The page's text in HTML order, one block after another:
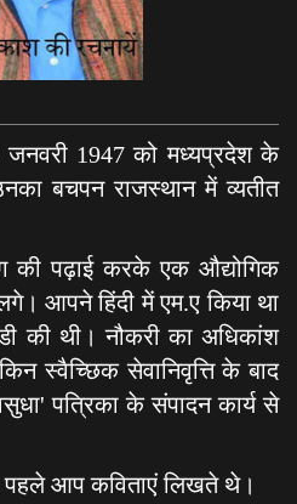
1947 को मध्यप्रदेश के
बचपन राजस्थान में व्यतीत
की पढ़ाई करके एक औद्योगिक
आपने हिंदी में एम.ए किया था
की थी। नौकरी का अधिकांश
स्वैच्छिक सेवानिवृत्ति के बाद
पत्रिका के संपादन कार्य से
आप कविताएं लिखते थे।